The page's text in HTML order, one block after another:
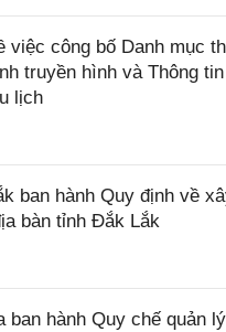
công bố Danh mục
truyền hình và Thông
lịch
ban hành Quy định về
bàn tỉnh Đắk Lắk
hành Quy chế quản